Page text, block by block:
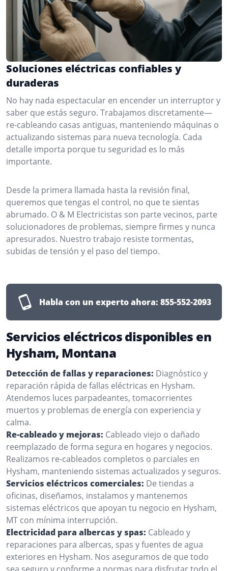
Soluciones eléctricas confiables y
duraderas
No hay nada espectacular en encender un interruptor y
saber que estás seguro. Trabajamos discretamente—
re-cableando casas antiguas, manteniendo máquinas o
actualizando sistemas para nueva tecnología. Cada
detalle importa porque tu seguridad es lo más
importante.
Desde la primera llamada hasta la revisión final,
queremos que tengas el control, no que te sientas
abrumado. O & M Electricistas son parte vecinos, parte
solucionadores de problemas, siempre firmes y nunca
apresurados. Nuestro trabajo resiste tormentas,
subidas de tensión y el paso del tiempo.
Habla con un experto ahora: 855-552-2093
Servicios eléctricos disponibles en
Hysham, Montana
Detección de fallas y reparaciones: Diagnóstico y
reparación rápida de fallas eléctricas en Hysham.
Atendemos luces parpadeantes, tomacorrientes
muertos y problemas de energía con experiencia y
calma.
Re-cableado y mejoras: Cableado viejo o dañado
reemplazado de forma segura en hogares y negocios.
Realizamos re-cableados completos o parciales en
Hysham, manteniendo sistemas actualizados y seguros.
Servicios eléctricos comerciales: De tiendas a
oficinas, diseñamos, instalamos y mantenemos
sistemas eléctricos que apoyan tu negocio en Hysham,
MT con mínima interrupción.
Electricidad para albercas y spas: Cableado y
reparaciones para albercas, spas y fuentes de agua
exteriores en Hysham. Nos aseguramos de que todo